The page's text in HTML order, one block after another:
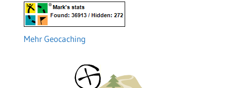
Mehr Geocaching